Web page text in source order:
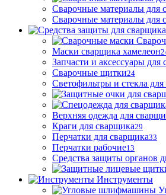
Сварочные материалы для
Сварочные материалы для
Маски сварщика хамелеон
Запчасти и аксессуары для
Сварочные щитки24
Светофильтры и стекла
Верхняя одежда для
Краги для сварщика29
Перчатки для сварщика33
Перчатки рабочие13
Средства защиты органов
Инструменты